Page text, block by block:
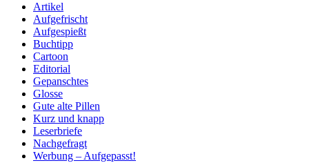
Artikel
Aufgefrischt
Aufgespießt
Buchtipp
Cartoon
Editorial
Gepanschtes
Glosse
Gute alte Pillen
Kurz und knapp
Leserbriefe
Nachgefragt
Werbung – Aufgepasst!